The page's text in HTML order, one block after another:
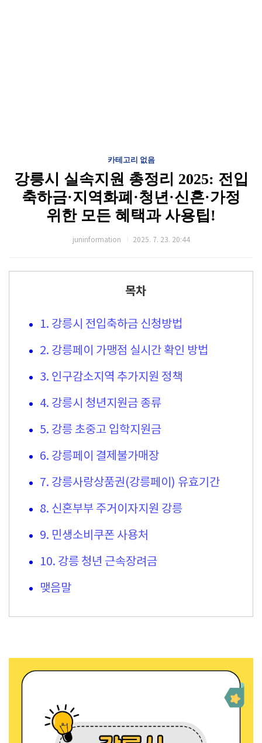
카테고리 없음
강릉시 실속지원 총정리 2025: 전입
축하금·지역화폐·청년·신혼·가정
위한 모든 혜택과 사용팁!
juninformation 2025. 7. 23. 20:44
목차
1. 강릉시 전입축하금 신청방법
2. 강릉페이 가맹점 실시간 확인 방법
3. 인구감소지역 추가지원 정책
4. 강릉시 청년지원금 종류
5. 강릉 초중고 입학지원금
6. 강릉페이 결제불가매장
7. 강릉사랑상품권(강릉페이) 유효기간
8. 신혼부부 주거이자지원 강릉
9. 민생소비쿠폰 사용처
10. 강릉 청년 근속장려금
맺음말